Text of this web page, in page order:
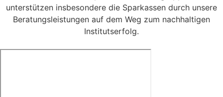
unterstützen insbesondere die Sparkassen durch unsere
Beratungsleistungen auf dem Weg zum nachhaltigen
Institutserfolg.